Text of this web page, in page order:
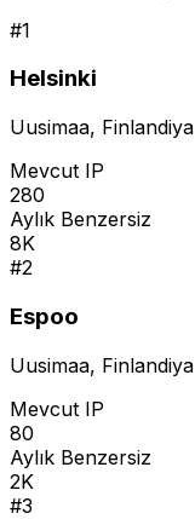
#1
Helsinki
Uusimaa, Finlandiya
Mevcut IP
280
Aylık Benzersiz
8K
#2
Espoo
Uusimaa, Finlandiya
Mevcut IP
80
Aylık Benzersiz
2K
#3